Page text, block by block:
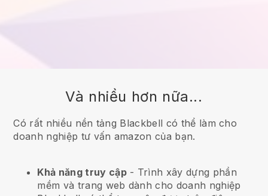
Và nhiều hơn nữa...
Có rất nhiều nền tảng Blackbell có thể làm cho
doanh nghiệp tư vấn amazon của bạn.
Khả năng truy cập- Trình xây dựng phần
mềm và trang web dành cho doanh nghiệp